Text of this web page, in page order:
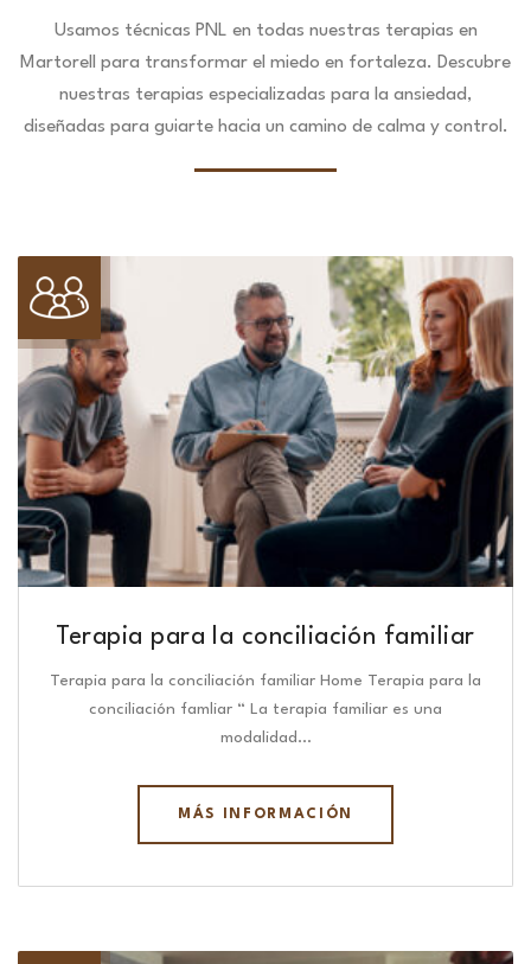
Usamos técnicas PNL en todas nuestras terapias en
Martorell para transformar el miedo en fortaleza. Descubre
nuestras terapias especializadas para la ansiedad,
diseñadas para guiarte hacia un camino de calma y control.
Terapia para la conciliación familiar
Terapia para la conciliación familiar Home Terapia para la
conciliación famliar “ La terapia familiar es una
modalidad…
MÁS INFORMACIÓN